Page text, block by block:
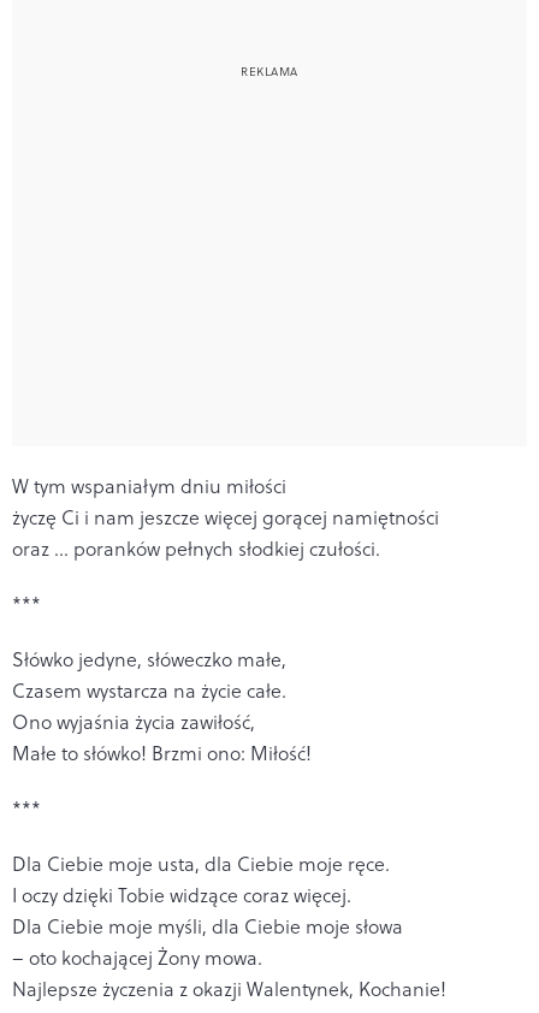
W tym wspaniałym dniu miłości
życzę Ci i nam jeszcze więcej gorącej namiętności
oraz … poranków pełnych słodkiej czułości.
***
Słówko jedyne, słóweczko małe,
Czasem wystarcza na życie całe.
Ono wyjaśnia życia zawiłość,
Małe to słówko! Brzmi ono: Miłość!
***
Dla Ciebie moje usta, dla Ciebie moje ręce.
I oczy dzięki Tobie widzące coraz więcej.
Dla Ciebie moje myśli, dla Ciebie moje słowa
– oto kochającej Żony mowa.
Najlepsze życzenia z okazji Walentynek, Kochanie!